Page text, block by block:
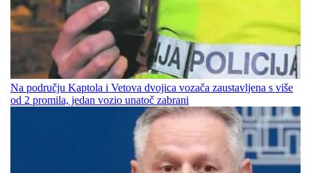
Na području Kaptola i Vetova dvojica vozača zaustavljena s više
od 2 promila, jedan vozio unatoč zabrani